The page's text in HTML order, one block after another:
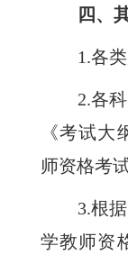
四、
1.各
2.各
《考试
师资格考
3.根
学教师资